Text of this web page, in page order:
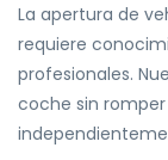
La apertura de
requiere
profesionales.
coche sin